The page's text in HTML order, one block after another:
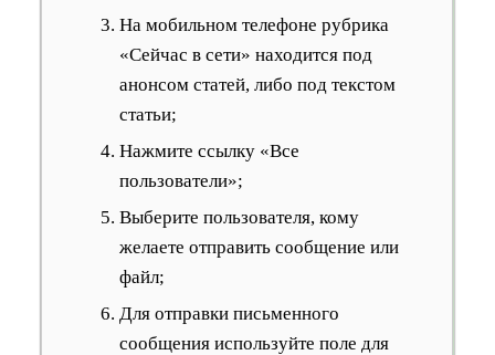
На мобильном телефоне рубрика
«Сейчас в сети» находится под
анонсом статей, либо под текстом
статьи;
Нажмите ссылку «Все
пользователи»;
Выберите пользователя, кому
желаете отправить сообщение или
файл;
Для отправки письменного
сообщения используйте поле для